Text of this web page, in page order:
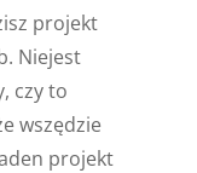
projekt
Niejest
czy to
wszędzie
projekt